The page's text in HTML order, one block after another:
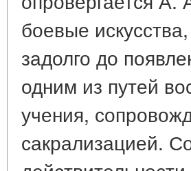
боевые
задолго до
одним из путей
учения,
сакрализацией.